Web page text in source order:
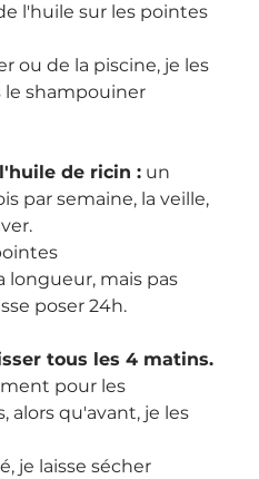
l'huile sur les pointes
ou de la piscine, je les
le shampouiner
de ricin : un
par semaine, la veille,
longueur, mais pas
poser 24h.
tous les 4 matins.
pour les
alors qu'avant, je les
je laisse sécher